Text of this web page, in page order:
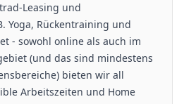
Leasing und
Yoga, Rückentraining und
- sowohl online als auch im
(und das sind mindestens
bieten wir all
Arbeitszeiten und Home